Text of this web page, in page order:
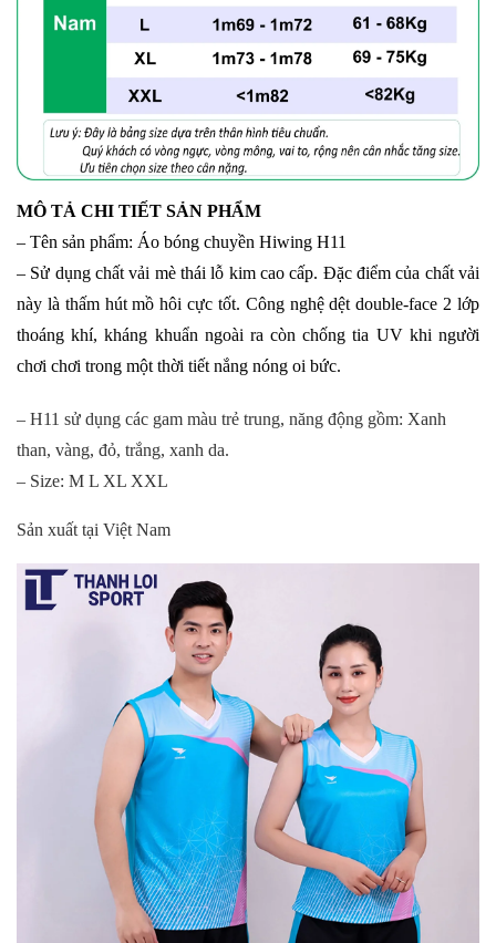
MÔ TẢ CHI TIẾT SẢN PHẨM
– Tên sản phẩm: Áo bóng chuyền Hiwing H11
– Sử dụng chất vải mè thái lỗ kim cao cấp. Đặc điểm của chất vải
này là thấm hút mồ hôi cực tốt. Công nghệ dệt double-face 2 lớp
thoáng khí, kháng khuẩn ngoài ra còn chống tia UV khi người
chơi chơi trong một thời tiết nắng nóng oi bức.
– H11 sử dụng các gam màu trẻ trung, năng động gồm: Xanh
than, vàng, đỏ, trắng, xanh da.
– Size: M L XL XXL
Sản xuất tại Việt Nam